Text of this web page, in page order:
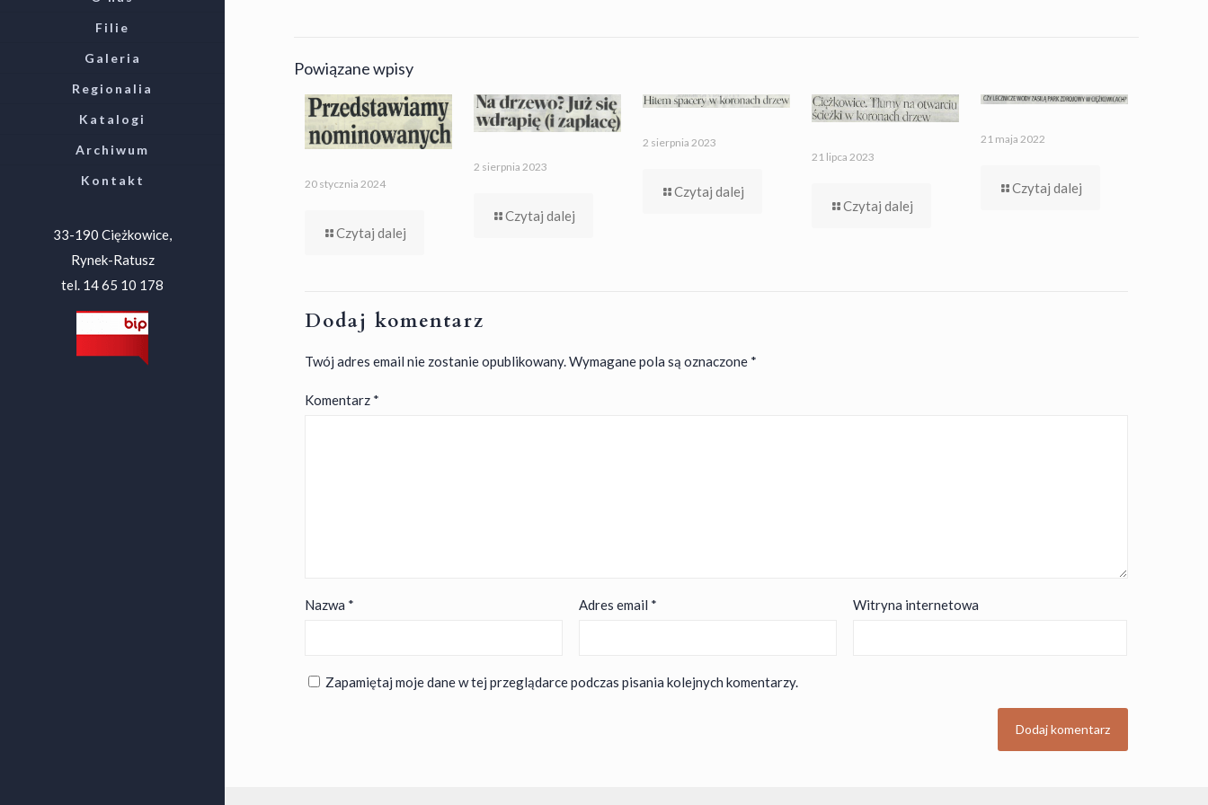
Filie
Galeria
Regionalia
Katalogi
Archiwum
Kontakt
33-190 Ciężkowice,
Rynek-Ratusz
tel. 14 65 10 178
Powiązane wpisy
20 stycznia 2024
Czytaj dalej
2 sierpnia 2023
Czytaj dalej
2 sierpnia 2023
Czytaj dalej
21 lipca 2023
Czytaj dalej
21 maja 2022
Czytaj dalej
Dodaj komentarz
Twój adres email nie zostanie opublikowany.Wymagane pola są oznaczone *
Komentarz *
Nazwa * Adres email * Witryna internetowa
Zapamiętaj moje dane w tej przeglądarce podczas pisania kolejnych komentarzy.